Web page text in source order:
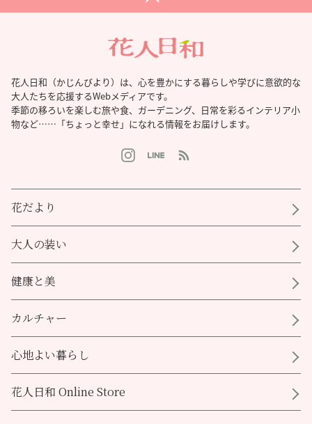
花人日和（かじんびより）は、心を豊かにする暮らしや学びに意欲的な
大人たちを応援するWebメディアです。
季節の移ろいを楽しむ旅や食、ガーデニング、日常を彩るインテリア小
物など……「ちょっと幸せ」になれる情報をお届けします。
花だより
大人の装い
健康と美
カルチャー
心地よい暮らし
花人日和 Online Store